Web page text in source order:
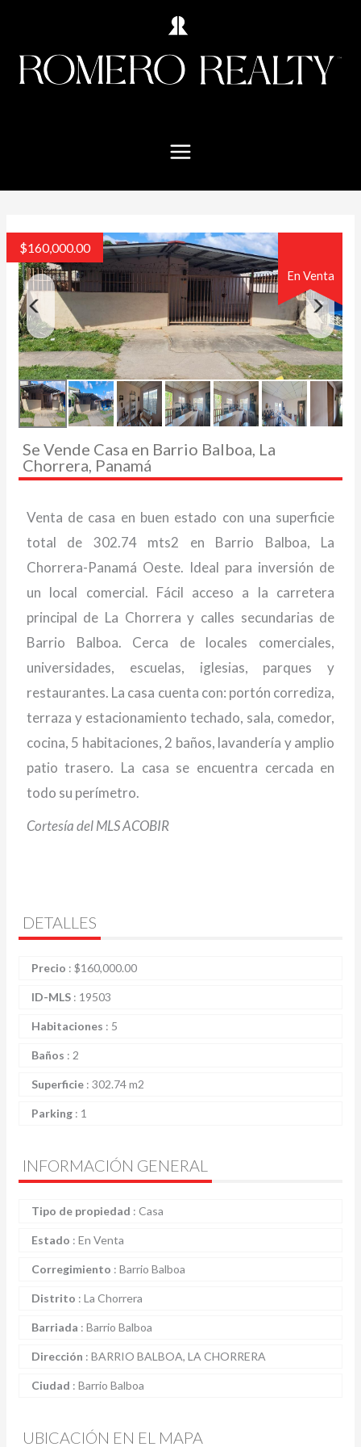
En Venta
$160,000.00
Se Vende Casa en Barrio Balboa, La
Chorrera, Panamá
Venta de casa en buen estado con una superficie
total de 302.74 mts2 en Barrio Balboa, La
Chorrera-Panamá Oeste. Ideal para inversión de
un local comercial. Fácil acceso a la carretera
principal de La Chorrera y calles secundarias de
Barrio Balboa. Cerca de locales comerciales,
universidades, escuelas, iglesias, parques y
restaurantes. La casa cuenta con: portón corrediza,
terraza y estacionamiento techado, sala, comedor,
cocina, 5 habitaciones, 2 baños, lavandería y amplio
patio trasero. La casa se encuentra cercada en
todo su perímetro.
Cortesía del MLS ACOBIR
DETALLES
Precio : $160,000.00
ID-MLS : 19503
Habitaciones : 5
Baños : 2
Superficie : 302.74 m2
Parking : 1
INFORMACIÓN GENERAL
Tipo de propiedad : Casa
Estado : En Venta
Corregimiento : Barrio Balboa
Distrito : La Chorrera
Barriada : Barrio Balboa
Dirección : BARRIO BALBOA, LA CHORRERA
Ciudad : Barrio Balboa
UBICACIÓN EN EL MAPA